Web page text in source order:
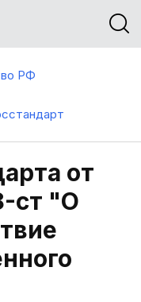
РФ
от
ст "О